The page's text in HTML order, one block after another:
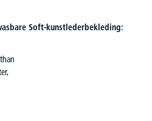
Soft-kunstlederbekleding: